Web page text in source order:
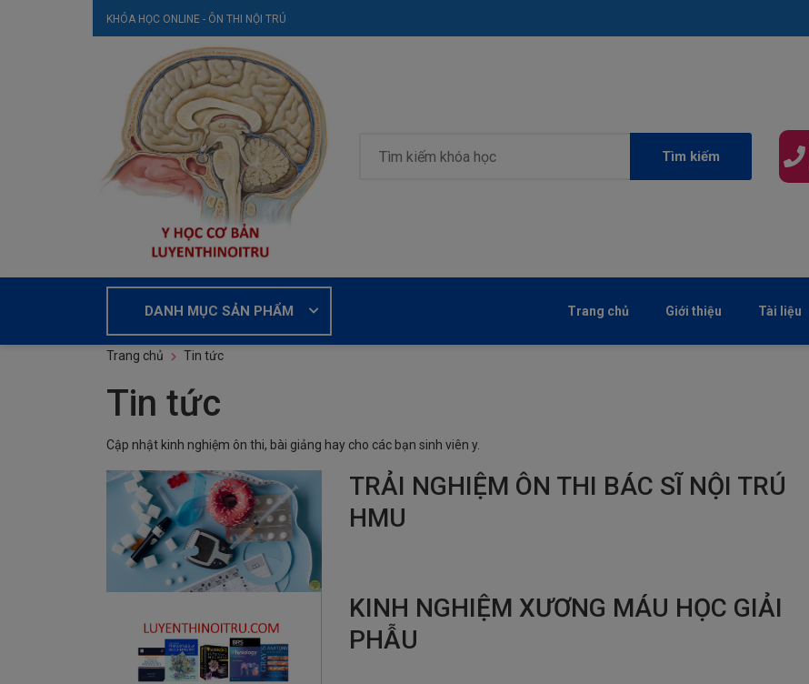
KHÓA HỌC ONLINE - ÔN THI NỘI TRÚ
Tìm kiếm
DANH MỤC SẢN PHẨM Trang chủ Giới thiệu Tài liệu
Trang chủ Tin tức
Tin tức
Cập nhật kinh nghiệm ôn thi, bài giảng hay cho các bạn sinh viên y.
TRẢI NGHIỆM ÔN THI BÁC SĨ NỘI TRÚ
HMU
KINH NGHIỆM XƯƠNG MÁU HỌC GIẢI
PHẪU